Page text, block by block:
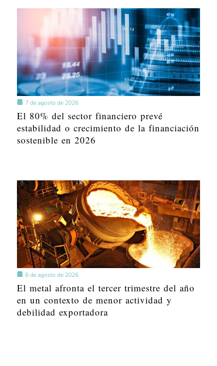
7 de agosto de 2026
El 80% del sector financiero prevé
estabilidad o crecimiento de la financiación
sostenible en 2026
6 de agosto de 2026
El metal afronta el tercer trimestre del año
en un contexto de menor actividad y
debilidad exportadora